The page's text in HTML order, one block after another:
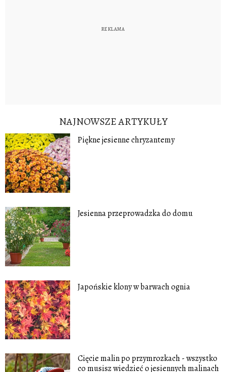
NAJNOWSZE ARTYKUŁY
Piękne jesienne chryzantemy
Jesienna przeprowadzka do domu
Japońskie klony w barwach ognia
Cięcie malin po przymrozkach - wszystko
co musisz wiedzieć o jesiennych malinach